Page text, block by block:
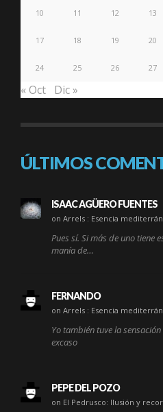
10 11 12 13
17 18 19 20
24 25 26 27
« Oct Dic »
ÚLTIMOS
ISAAC AGÜERO FUENTES
on Arrels : Esencia
Pues sí. Si más de uno tiene
manía de…
FERNANDO
on Arrels : Esencia
Yo también tuve la
excaso
PEPE DEL POZO
on El Pedrusco: Ilusión y